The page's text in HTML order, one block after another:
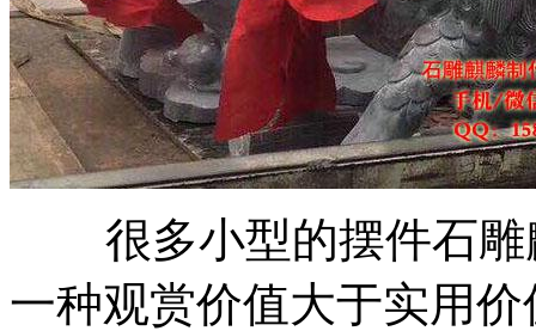
很多小型的摆件石雕
一种观赏价值大于实用